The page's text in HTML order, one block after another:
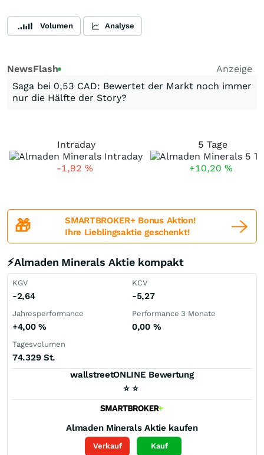
Volumen Analyse
NewsFlash
Anzeige
Saga bei 0,53 CAD: Bewertet der Markt noch immer
nur die Hälfte der Story?
Intraday
-1,92 %
5 Tage
+10,20 %
🎁
SMARTBROKER+ Bonus Aktion!
Ihre Lieblingsaktie geschenkt!
⚡Almaden Minerals Aktie kompakt
KGV
-2,64
KCV
-5,27
Jahresperformance
+4,00%
Performance 3 Monate
0,00 %
Tagesvolumen
74.329 St.
wallstreetONLINE Bewertung
⭐ ⭐
Almaden Minerals Aktie kaufen
Verkauf Kauf